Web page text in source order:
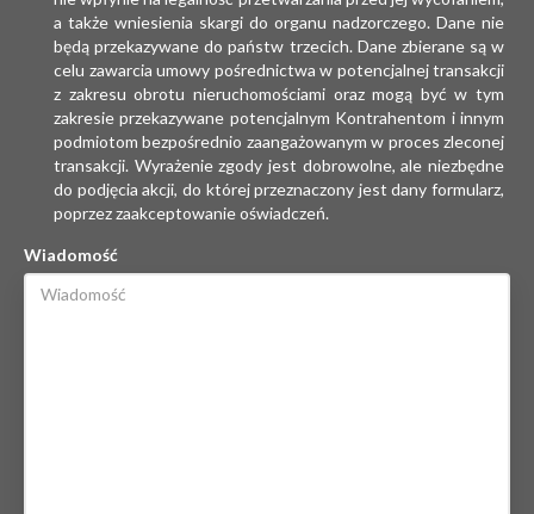
a także wniesienia skargi do organu nadzorczego. Dane nie
będą przekazywane do państw trzecich. Dane zbierane są w
celu zawarcia umowy pośrednictwa w potencjalnej transakcji
z zakresu obrotu nieruchomościami oraz mogą być w tym
zakresie przekazywane potencjalnym Kontrahentom i innym
podmiotom bezpośrednio zaangażowanym w proces zleconej
transakcji. Wyrażenie zgody jest dobrowolne, ale niezbędne
do podjęcia akcji, do której przeznaczony jest dany formularz,
poprzez zaakceptowanie oświadczeń.
Wiadomość